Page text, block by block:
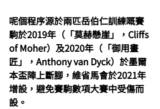
呢個程序源於兩匹岳伯仁訓練嘅賽
駒於2019年（「莫赫懸崖」，Cliffs
of Moher）及2020年（「御用畫
匠」，Anthony van Dyck）於墨爾
本盃陣上斷腳，維省馬會於2021年
增設，避免賽駒數項大賽中受傷而
設。